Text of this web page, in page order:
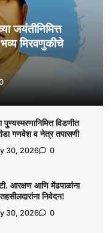
जयंतीनिमित्त
मिरवणुकीचे
पुण्यस्मरणानिमित्त विडणीत
गणवेश व नेत्र तपासणी
30, 2026 0
आरक्षण आणि मेंढपाळांना
निवेदन!
30, 2026 0